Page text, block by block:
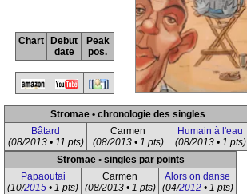
Chart
Debut
date
Peak
pos.
Stromae • chronologie des singles
Bâtard
(08/2013 • 11 pts)
Carmen
(08/2013 • 1 pts)
Humain à l'eau
(08/2013 • 1 pts)
Stromae • singles par points
Papaoutai
(10/2015 • 1 pts)
Carmen
(08/2013 • 1 pts)
Alors on danse
(04/2012• 1 pts)